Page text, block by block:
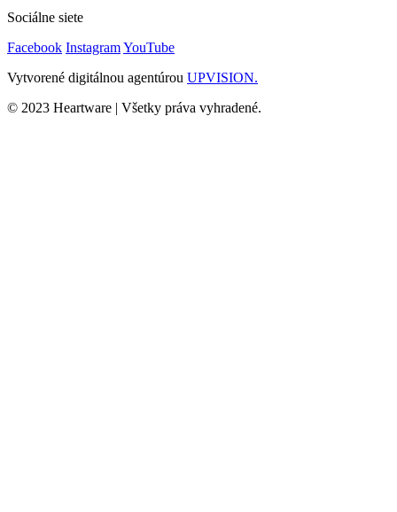
Sociálne siete
Facebook InstagramYouTube
Vytvorené digitálnou agentúrou UPVISION.
© 2023 Heartware | Všetky práva vyhradené.